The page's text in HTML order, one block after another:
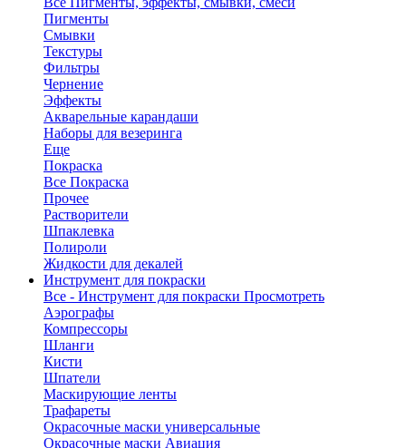
Пигменты
Смывки
Текстуры
Фильтры
Чернение
Эффекты
Акварельные карандаши
Наборы для везеринга
Еще
Покраска
Все Покраска
Прочее
Растворители
Шпаклевка
Полироли
Жидкости для декалей
Инструмент для покраски
Все - Инструмент для покраски Просмотреть
Аэрографы
Компрессоры
Шланги
Кисти
Шпатели
Маскирующие ленты
Трафареты
Окрасочные маски универсальные
Окрасочные маски Авиация